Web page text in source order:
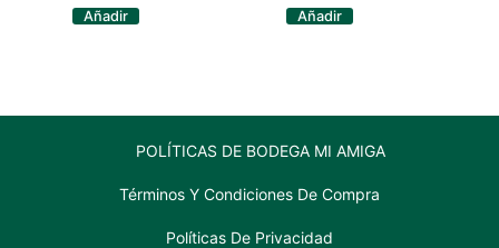
Añadir Añadir
POLÍTICAS DE BODEGA MI AMIGA
Términos Y Condiciones De Compra
Políticas De Privacidad